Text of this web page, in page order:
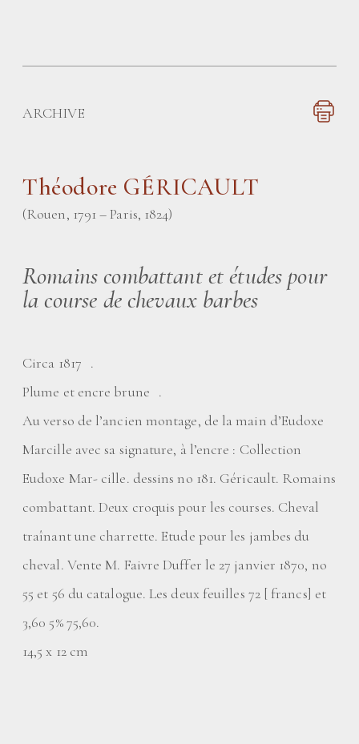
ARCHIVE
Théodore GÉRICAULT
(Rouen, 1791 – Paris, 1824)
Romains combattant et études pour
la course de chevaux barbes
Circa 1817 .
Plume et encre brune .
Au verso de l’ancien montage, de la main d’Eudoxe
Marcille avec sa signature, à l’encre : Collection
Eudoxe Mar- cille. dessins no 181. Géricault. Romains
combattant. Deux croquis pour les courses. Cheval
traînant une charrette. Etude pour les jambes du
cheval. Vente M. Faivre Duffer le 27 janvier 1870, no
55 et 56 du catalogue. Les deux feuilles 72 [ francs] et
3,60 5% 75,60.
14,5 x 12 cm